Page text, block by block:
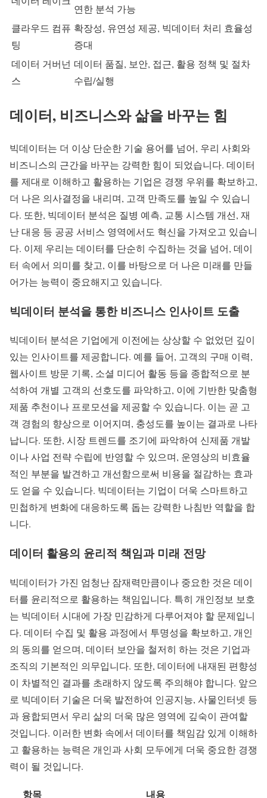
연한 분석 가능
클라우드 컴퓨
팅
확장성, 유연성 제공, 빅데이터 처리 효율성
증대
데이터 거버넌
스
데이터 품질, 보안, 접근, 활용 정책 및 절차
수립/실행
데이터, 비즈니스와 삶을 바꾸는 힘
빅데이터는 더 이상 단순한 기술 용어를 넘어, 우리 사회와
비즈니스의 근간을 바꾸는 강력한 힘이 되었습니다. 데이터
를 제대로 이해하고 활용하는 기업은 경쟁 우위를 확보하고,
더 나은 의사결정을 내리며, 고객 만족도를 높일 수 있습니
다. 또한, 빅데이터 분석은 질병 예측, 교통 시스템 개선, 재
난 대응 등 공공 서비스 영역에서도 혁신을 가져오고 있습니
다. 이제 우리는 데이터를 단순히 수집하는 것을 넘어, 데이
터 속에서 의미를 찾고, 이를 바탕으로 더 나은 미래를 만들
어가는 능력이 중요해지고 있습니다.
빅데이터 분석을 통한 비즈니스 인사이트 도출
빅데이터 분석은 기업에게 이전에는 상상할 수 없었던 깊이
있는 인사이트를 제공합니다. 예를 들어, 고객의 구매 이력,
웹사이트 방문 기록, 소셜 미디어 활동 등을 종합적으로 분
석하여 개별 고객의 선호도를 파악하고, 이에 기반한 맞춤형
제품 추천이나 프로모션을 제공할 수 있습니다. 이는 곧 고
객 경험의 향상으로 이어지며, 충성도를 높이는 결과로 나타
납니다. 또한, 시장 트렌드를 조기에 파악하여 신제품 개발
이나 사업 전략 수립에 반영할 수 있으며, 운영상의 비효율
적인 부분을 발견하고 개선함으로써 비용을 절감하는 효과
도 얻을 수 있습니다. 빅데이터는 기업이 더욱 스마트하고
민첩하게 변화에 대응하도록 돕는 강력한 나침반 역할을 합
니다.
데이터 활용의 윤리적 책임과 미래 전망
빅데이터가 가진 엄청난 잠재력만큼이나 중요한 것은 데이
터를 윤리적으로 활용하는 책임입니다. 특히 개인정보 보호
는 빅데이터 시대에 가장 민감하게 다루어져야 할 문제입니
다. 데이터 수집 및 활용 과정에서 투명성을 확보하고, 개인
의 동의를 얻으며, 데이터 보안을 철저히 하는 것은 기업과
조직의 기본적인 의무입니다. 또한, 데이터에 내재된 편향성
이 차별적인 결과를 초래하지 않도록 주의해야 합니다. 앞으
로 빅데이터 기술은 더욱 발전하여 인공지능, 사물인터넷 등
과 융합되면서 우리 삶의 더욱 많은 영역에 깊숙이 관여할
것입니다. 이러한 변화 속에서 데이터를 책임감 있게 이해하
고 활용하는 능력은 개인과 사회 모두에게 더욱 중요한 경쟁
력이 될 것입니다.
항목 내용